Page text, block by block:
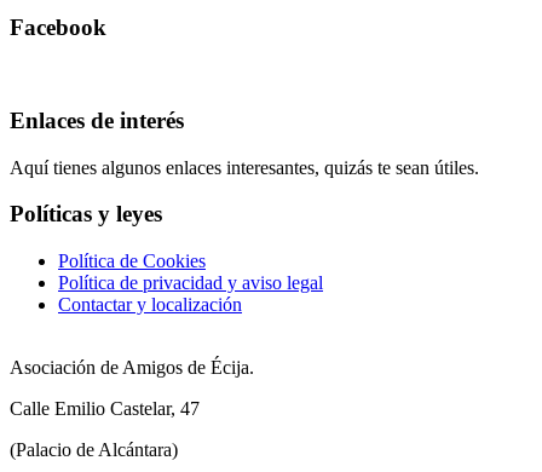
Facebook
Enlaces de interés
Aquí tienes algunos enlaces interesantes, quizás te sean útiles.
Políticas y leyes
Política de Cookies
Política de privacidad y aviso legal
Contactar y localización
Asociación de Amigos de Écija.
Calle Emilio Castelar, 47
(Palacio de Alcántara)